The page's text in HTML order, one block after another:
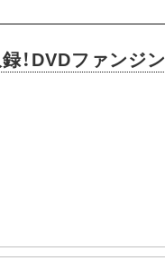
！DVDファンジ